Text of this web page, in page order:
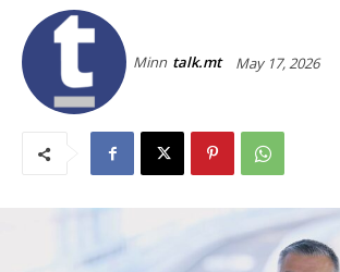
Minn talk.mt May 17, 2026